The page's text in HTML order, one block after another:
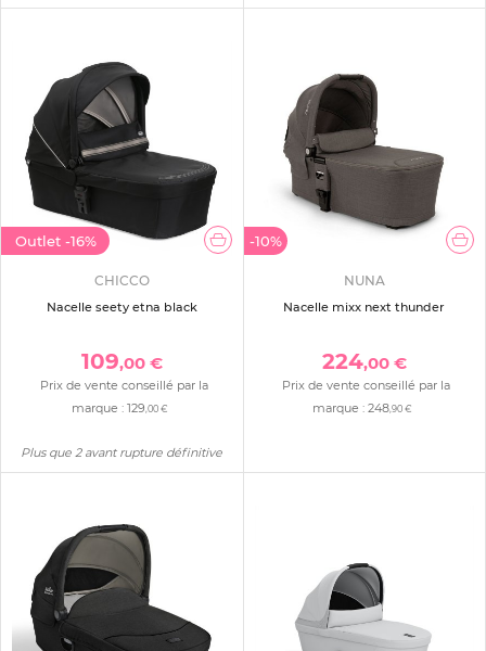
Outlet -16%
CHICCO
Nacelle seety etna black
109,00 €
Prix de vente conseillé par la
marque : 129,00 €
Plus que 2 avant rupture définitive
-10%
NUNA
Nacelle mixx next thunder
224,00 €
Prix de vente conseillé par la
marque : 248,90 €